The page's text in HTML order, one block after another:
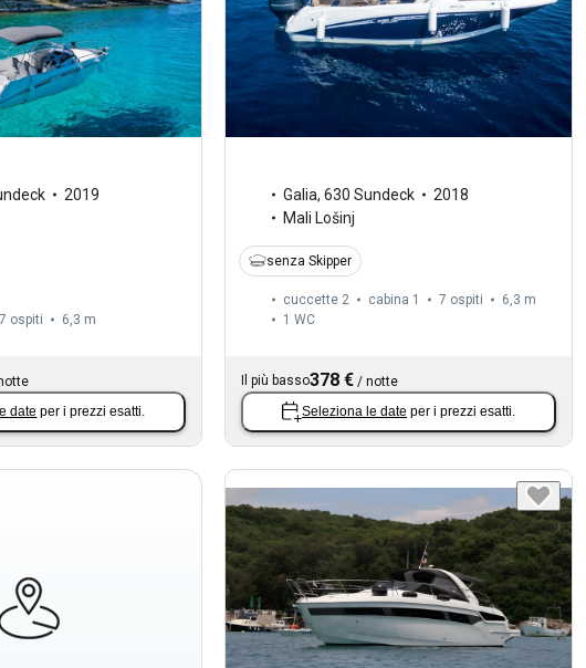
2019
7 ospiti 6,3 m
date per i prezzi esatti.
Galia,630 Sundeck
2018
Mali Lošinj
senza Skipper
cuccette 2 cabina 1 7 ospiti
6,3 m
1 WC
Il più basso378 € /notte
Seleziona le date per i prezzi esatti.